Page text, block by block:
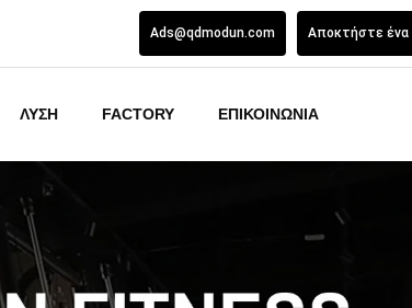
Ads@qdmodun.com Αποκτήστε
ΛΥΣΗ FACTORY ΕΠΙΚΟΙΝΩΝΙΑ